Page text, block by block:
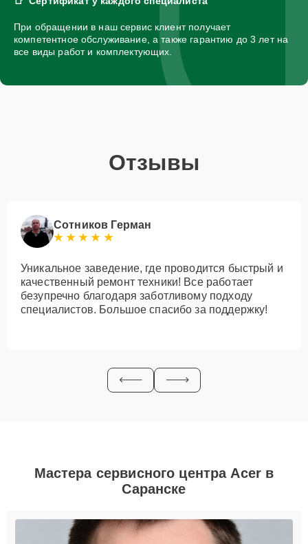
При обращении в наш сервис клиент получает
компетентное обслуживание, а также гарантию до 3 лет на
все виды работ и комплектующих.
Отзывы
Сотников Герман
Уникальное заведение, где проводится быстрый и
качественный ремонт техники! Все работает
безупречно благодаря заботливому подходу
специалистов. Большое спасибо за поддержку!
Мастера сервисного центра Acer в
Саранске